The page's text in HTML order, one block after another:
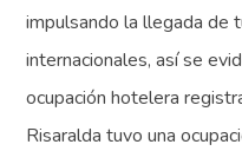
impulsando la llegada de
internacionales, así se
ocupación hotelera
Risaralda tuvo una